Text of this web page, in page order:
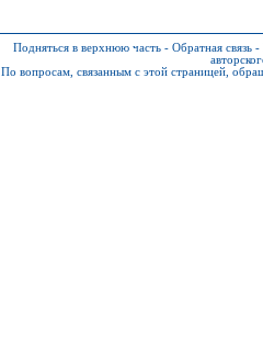
Подняться в верхнюю часть - Обратная связь -
По вопросам, связанным с этой страницей,